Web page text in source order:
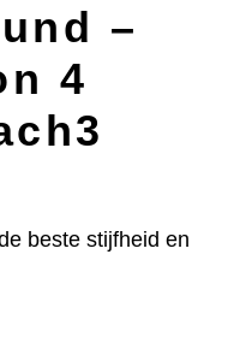
–
4
beste stijfheid en